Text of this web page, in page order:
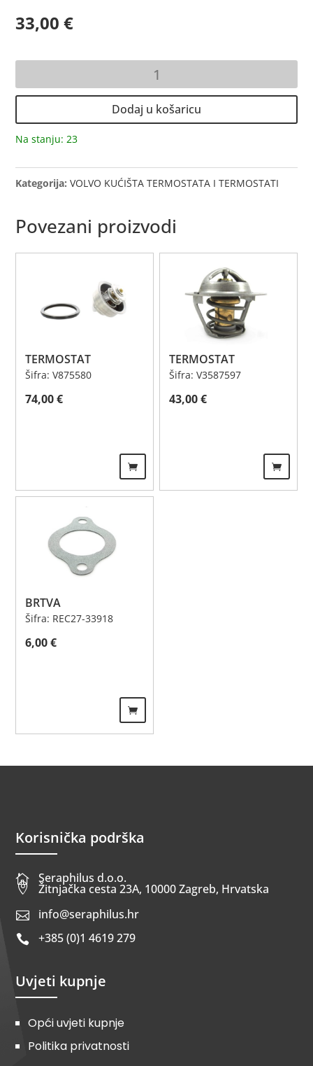
33,00€
Dodaj u košaricu
Na stanju: 23
Kategorija:VOLVO KUĆIŠTA TERMOSTATA I TERMOSTATI
Povezani proizvodi
TERMOSTAT
Šifra: V875580
74,00€
TERMOSTAT
Šifra: V3587597
43,00€
BRTVA
Šifra: REC27-33918
6,00€
Korisnička podrška
 Seraphilus d.o.o.
 Žitnjačka cesta 23A, 10000 Zagreb, Hrvatska
 info@seraphilus.hr
 +385 (0)1 4619 279
Uvjeti kupnje
Opći uvjeti kupnje
Politika privatnosti